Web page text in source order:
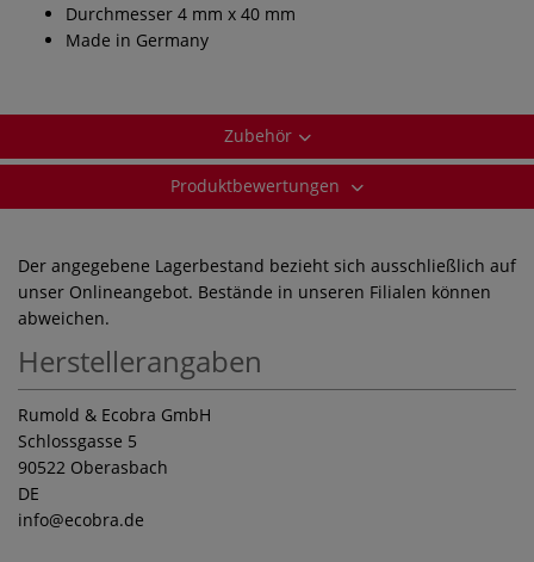
Durchmesser 4 mm x 40 mm
Made in Germany
Zubehör
Produktbewertungen
Der angegebene Lagerbestand bezieht sich ausschließlich auf
unser Onlineangebot. Bestände in unseren Filialen können
abweichen.
Herstellerangaben
Rumold & Ecobra GmbH
Schlossgasse 5
90522 Oberasbach
DE
info@ecobra.de